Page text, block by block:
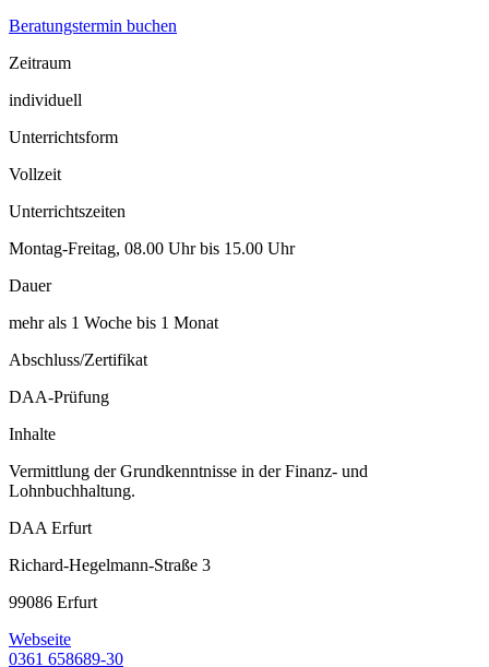
Beratungstermin buchen
Zeitraum
individuell
Unterrichtsform
Vollzeit
Unterrichtszeiten
Montag-Freitag, 08.00 Uhr bis 15.00 Uhr
Dauer
mehr als 1 Woche bis 1 Monat
Abschluss/Zertifikat
DAA-Prüfung
Inhalte
Vermittlung der Grundkenntnisse in der Finanz- und
Lohnbuchhaltung.
DAA Erfurt
Richard-Hegelmann-Straße 3
99086 Erfurt
Webseite
0361 658689-30